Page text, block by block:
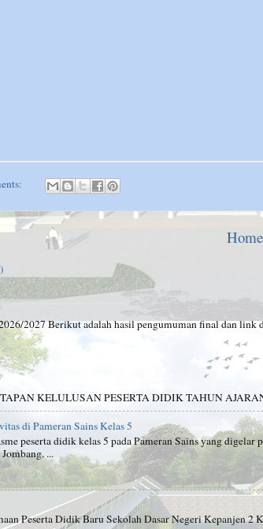
Home
2027 Berikut adalah hasil pengumuman final dan link
KELULUSAN PESERTA DIDIK TAHUN
di Pameran Sains Kelas 5
peserta didik kelas 5 pada Pameran Sains yang digelar
...
Peserta Didik Baru Sekolah Dasar Negeri Kepanjen 2